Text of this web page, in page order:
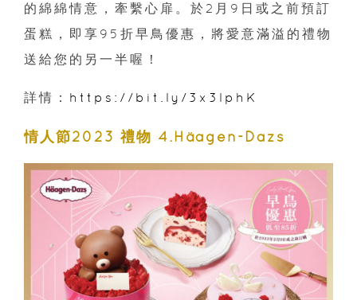
的綿綿情意，牽繫心扉。於2月9日或之前預訂
蛋糕，即享95折早鳥優惠，將愛意滿溢的禮物
送給您的另一半喔！
詳情： https://bit.ly/3x3lphK
情人節2023 禮物 4.Häagen-Dazs